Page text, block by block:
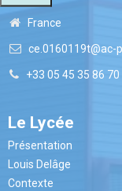
France
ce.0160119t@ac-
+33 05 45 35 86 70
Le Lycée
Présentation
Louis Delâge
Contexte